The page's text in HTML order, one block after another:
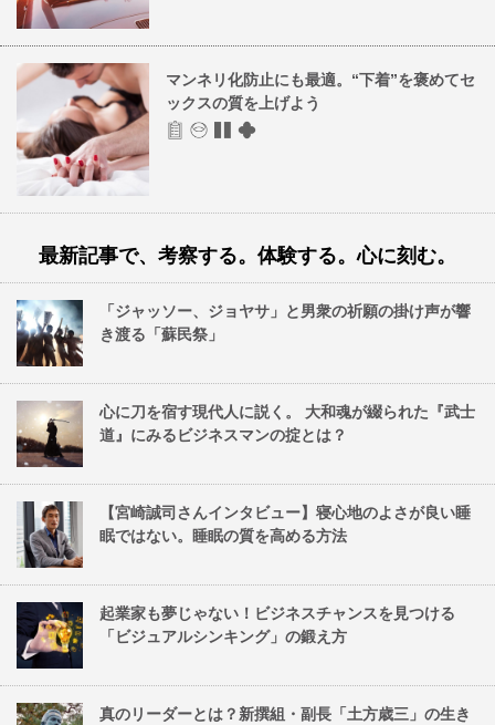
マンネリ化防止にも最適。“下着”を褒めてセ
ックスの質を上げよう
最新記事で、考察する。体験する。心に刻む。
「ジャッソー、ジョヤサ」と男衆の祈願の掛け声が響
き渡る「蘇民祭」
心に刀を宿す現代人に説く。 大和魂が綴られた『武士
道』にみるビジネスマンの掟とは？
【宮崎誠司さんインタビュー】寝心地のよさが良い睡
眠ではない。睡眠の質を高める方法
起業家も夢じゃない！ビジネスチャンスを見つける
「ビジュアルシンキング」の鍛え方
真のリーダーとは？新撰組・副長「土方歳三」の生き